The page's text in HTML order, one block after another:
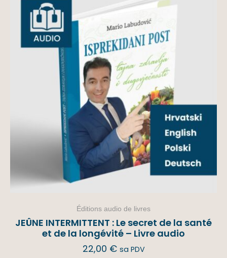
Éditions audio de livres
JEÛNE INTERMITTENT : Le secret de la santé
et de la longévité – Livre audio
22,00 € sa PDV